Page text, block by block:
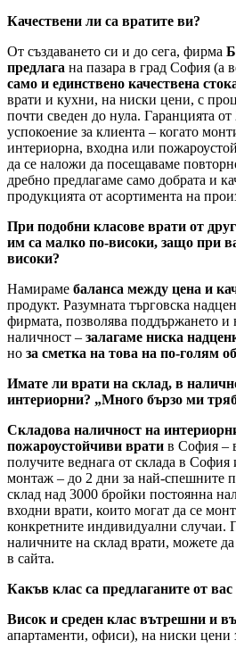
Качествени ли са вратите ви?
От създаването си и до сега, фирма
предлага на пазара в град София (а
само и единствено качествена
врати и кухни, на ниски цени, с
почти сведен до нула. Гаранцията
успокоение за клиента – когато
интериорна, входна или
да се наложи да посещаваме
дребно предлагаме само добрата и
продукцията от асортимента на
При подобни класове врати от
им са малко по-високи, защо при
високи?
Намираме баланса между цена и
продукт. Разумната търговска
фирмата, позволява поддържането и
наличност – залагаме ниска
но за сметка на това на по-голям
Имате ли врати на склад, в
интериорни? „Много бързо ми
Складова наличност на
пожароустойчиви врати в София –
получите веднага от склада в София
монтаж – до 2 дни за най-спешните
склад над 3000 бройки постоянна
входни врати, които могат да се
конкретните индивидуални случаи.
наличните на склад врати, можете
в сайта.
Какъв клас са предлаганите от вас
Висок и среден клас вътрешни и
апартаменти, офиси), на ниски цени